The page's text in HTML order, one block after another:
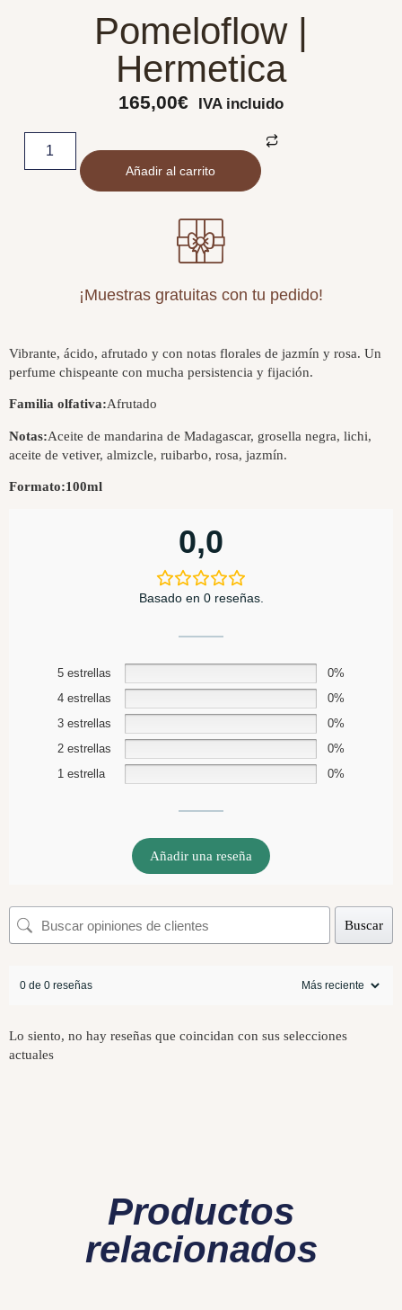
Pomeloflow |
Hermetica
165,00€ IVA incluido
Añadir al carrito
¡Muestras gratuitas con tu pedido!
Vibrante, ácido, afrutado y con notas florales de jazmín y rosa. Un
perfume chispeante con mucha persistencia y fijación.
Familia olfativa:Afrutado
Notas:Aceite de mandarina de Madagascar, grosella negra, lichi,
aceite de vetiver, almizcle, ruibarbo, rosa, jazmín.
Formato:100ml
0,0
Basado en 0 reseñas.
5 estrellas
0%
4 estrellas
0%
3 estrellas
0%
2 estrellas
0%
1 estrella
0%
Añadir una reseña
Buscar
0 de 0 reseñas
Lo siento, no hay reseñas que coincidan con sus selecciones
actuales
Productos
relacionados